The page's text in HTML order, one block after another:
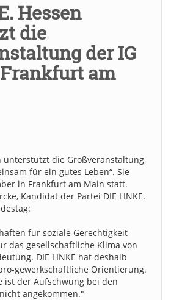
Hessen
die
der IG
am
unterstützt die Großveranstaltung
für ein gutes Leben“. Sie
in Frankfurt am Main statt.
Kandidat der Partei DIE LINKE.
für soziale Gerechtigkeit
das gesellschaftliche Klima von
DIE LINKE hat deshalb
gewerkschaftliche Orientierung.
ist der Aufschwung bei den
angekommen."